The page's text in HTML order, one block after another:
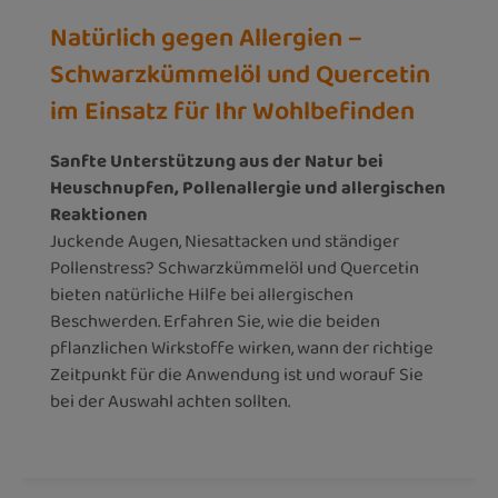
Natürlich gegen Allergien –
Schwarzkümmelöl und Quercetin
im Einsatz für Ihr Wohlbefinden
Sanfte Unterstützung aus der Natur bei
Heuschnupfen, Pollenallergie und allergischen
Reaktionen
Juckende Augen, Niesattacken und ständiger
Pollenstress? Schwarzkümmelöl und Quercetin
bieten natürliche Hilfe bei allergischen
Beschwerden. Erfahren Sie, wie die beiden
pflanzlichen Wirkstoffe wirken, wann der richtige
Zeitpunkt für die Anwendung ist und worauf Sie
bei der Auswahl achten sollten.